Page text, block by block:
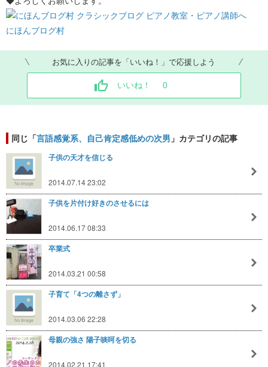
にほんブログ村
お気に入りの記事を「いいね！」で応援しよう
いいね！ 0
同じ「言語感覚系、自己肯定感低めの次男 」カテゴリの記事
子供の天才を信じる
2014.07.14 23:02
子供を片付け好きのさせるには
2014.06.17 08:33
卒業式
2014.03.21 00:58
子育て「4つの離さず」
2014.03.06 22:28
母親の強さ 陽子啖呵を切る
2014.02.21 17:41